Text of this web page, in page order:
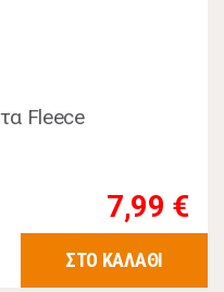
Fleece
7,99 €
ΣΤΟ ΚΑΛΑΘΙ